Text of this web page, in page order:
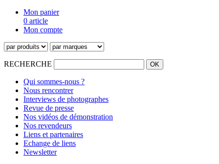
Mon panier
0 article
Mon compte
RECHERCHE
Qui sommes-nous ?
Nous rencontrer
Interviews de photographes
Revue de presse
Nos vidéos de démonstration
Nos revendeurs
Liens et partenaires
Echange de liens
Newsletter